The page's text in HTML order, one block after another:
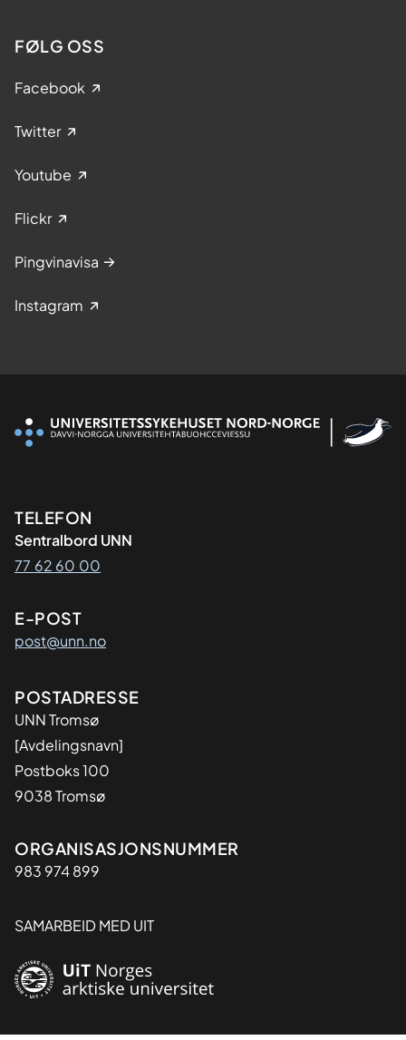
FØLG OSS
Facebook
Twitter
Youtube
Flickr
Pingvinavisa
Instagram
Kontaktinformasjon
TELEFON
Sentralbord UNN
77 62 60 00
E-POST
post@unn.no
Adresse
POSTADRESSE
UNN Tromsø
[Avdelingsnavn]
Postboks 100
9038 Tromsø
Organisasjon
ORGANISASJONSNUMMER
983 974 899
SAMARBEID MED UIT